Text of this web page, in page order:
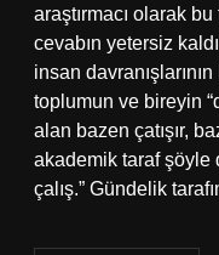
araştırmacı olarak
cevabın yetersiz
insan
toplumun ve bireyin
alan bazen çatışır,
akademik taraf şöyle
çalış.” Gündelik